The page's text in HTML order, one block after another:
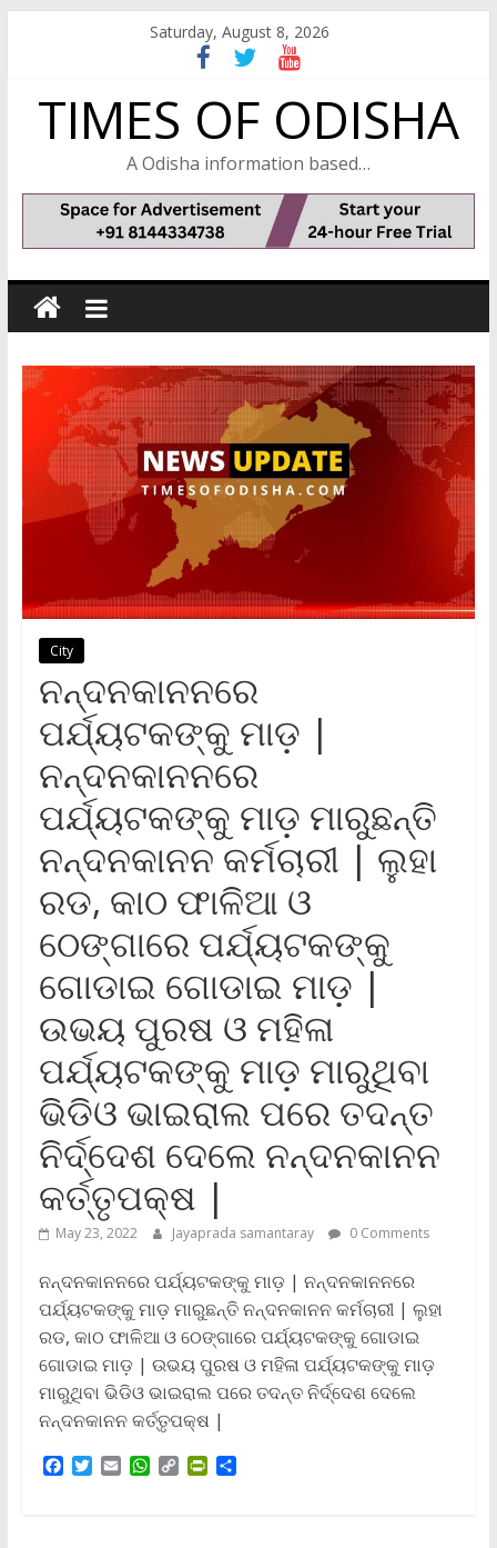
Saturday, August 8, 2026
TIMES OF ODISHA
A Odisha information based…
City
ନନ୍ଦନକାନନରେ
ପର୍ଯ୍ୟଟକଙ୍କୁ ମାଡ଼ |
ନନ୍ଦନକାନନରେ
ପର୍ଯ୍ୟଟକଙ୍କୁ ମାଡ଼ ମାରୁଛନ୍ତି
ନନ୍ଦନକାନନ କର୍ମଚାରୀ | ଲୁହା
ରଡ, କାଠ ଫାଳିଆ ଓ
ଠେଙ୍ଗାରେ ପର୍ଯ୍ୟଟକଙ୍କୁ
ଗୋଡାଇ ଗୋଡାଇ ମାଡ଼ |
ଉଭୟ ପୁରଷ ଓ ମହିଳା
ପର୍ଯ୍ୟଟକଙ୍କୁ ମାଡ଼ ମାରୁଥିବା
ଭିଡିଓ ଭାଇରାଲ ପରେ ତଦନ୍ତ
ନିର୍ଦ୍ଦେଶ ଦେଲେ ନନ୍ଦନକାନନ
କର୍ତ୍ତୃପକ୍ଷ |
May 23, 2022 Jayaprada samantaray 0 Comments
ନନ୍ଦନକାନନରେ ପର୍ଯ୍ୟଟକଙ୍କୁ ମାଡ଼ | ନନ୍ଦନକାନନରେ
ପର୍ଯ୍ୟଟକଙ୍କୁ ମାଡ଼ ମାରୁଛନ୍ତି ନନ୍ଦନକାନନ କର୍ମଚାରୀ | ଲୁହା
ରଡ, କାଠ ଫାଳିଆ ଓ ଠେଙ୍ଗାରେ ପର୍ଯ୍ୟଟକଙ୍କୁ ଗୋଡାଇ
ଗୋଡାଇ ମାଡ଼ | ଉଭୟ ପୁରଷ ଓ ମହିଳା ପର୍ଯ୍ୟଟକଙ୍କୁ ମାଡ଼
ମାରୁଥିବା ଭିଡିଓ ଭାଇରାଲ ପରେ ତଦନ୍ତ ନିର୍ଦ୍ଦେଶ ଦେଲେ
ନନ୍ଦନକାନନ କର୍ତ୍ତୃପକ୍ଷ |
F
T
E
W C
P
S